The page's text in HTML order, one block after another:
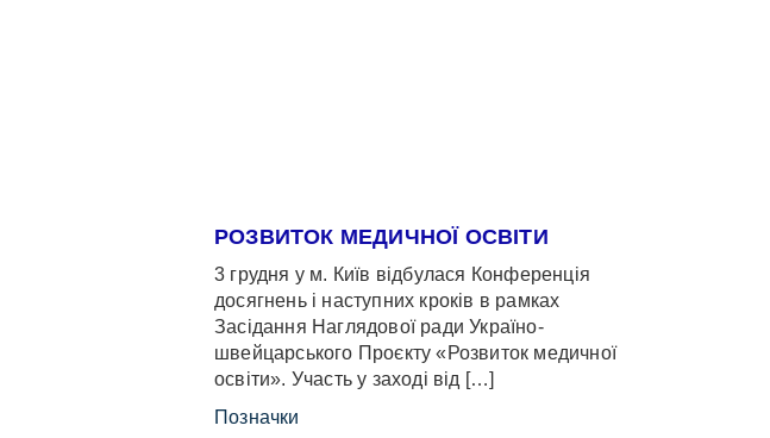
РОЗВИТОК МЕДИЧНОЇ ОСВІТИ
3 грудня у м. Київ відбулася Конференція
досягнень і наступних кроків в рамках
Засідання Наглядової ради Україно-
швейцарського Проєкту «Розвиток медичної
освіти». Участь у заході від […]
Позначки